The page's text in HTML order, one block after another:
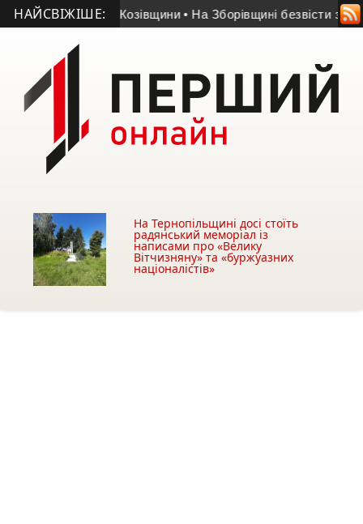
НАЙСВІЖІШЕ:
АТО з Козівщини • На Зборівщині безвісти зник
На Тернопільщині досі стоїть
радянський меморіал із
написами про «Велику
Вітчизняну» та «буржуазних
націоналістів»